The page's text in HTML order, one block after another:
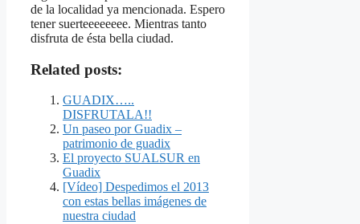
de la localidad ya mencionada. Espero
tener suerteeeeeeee. Mientras tanto
disfruta de ésta bella ciudad.
Related posts:
GUADIX…..
DISFRUTALA!!
Un paseo por Guadix –
patrimonio de guadix
El proyecto SUALSUR en
Guadix
[Vídeo] Despedimos el 2013
con estas bellas imágenes de
nuestra ciudad